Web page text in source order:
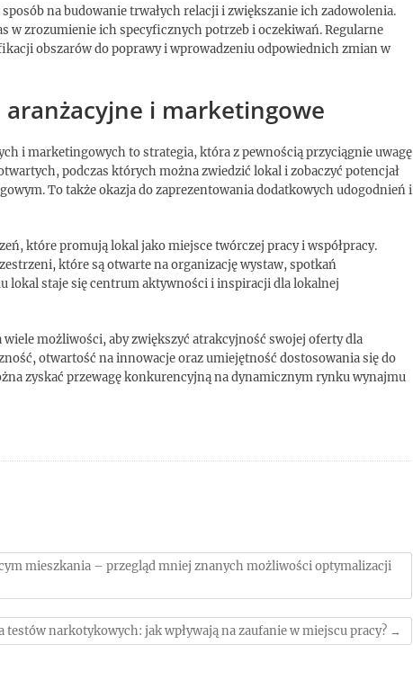
na budowanie trwałych relacji i zwiększanie ich zadowolenia.
w zrozumienie ich specyficznych potrzeb i oczekiwań. Regularne
obszarów do poprawy i wprowadzeniu odpowiednich zmian w
i marketingowe
i marketingowych to strategia, która z pewnością przyciągnie uwagę
podczas których można zwiedzić lokal i zobaczyć potencjał
To także okazja do zaprezentowania dodatkowych udogodnień i
które promują lokal jako miejsce twórczej pracy i współpracy.
które są otwarte na organizację wystaw, spotkań
staje się centrum aktywności i inspiracji dla lokalnej
możliwości, aby zwiększyć atrakcyjność swojej oferty dla
otwartość na innowacje oraz umiejętność dostosowania się do
zyskać przewagę konkurencyjną na dynamicznym rynku wynajmu
mieszkania – przegląd mniej znanych możliwości optymalizacji
narkotykowych: jak wpływają na zaufanie w miejscu pracy? →